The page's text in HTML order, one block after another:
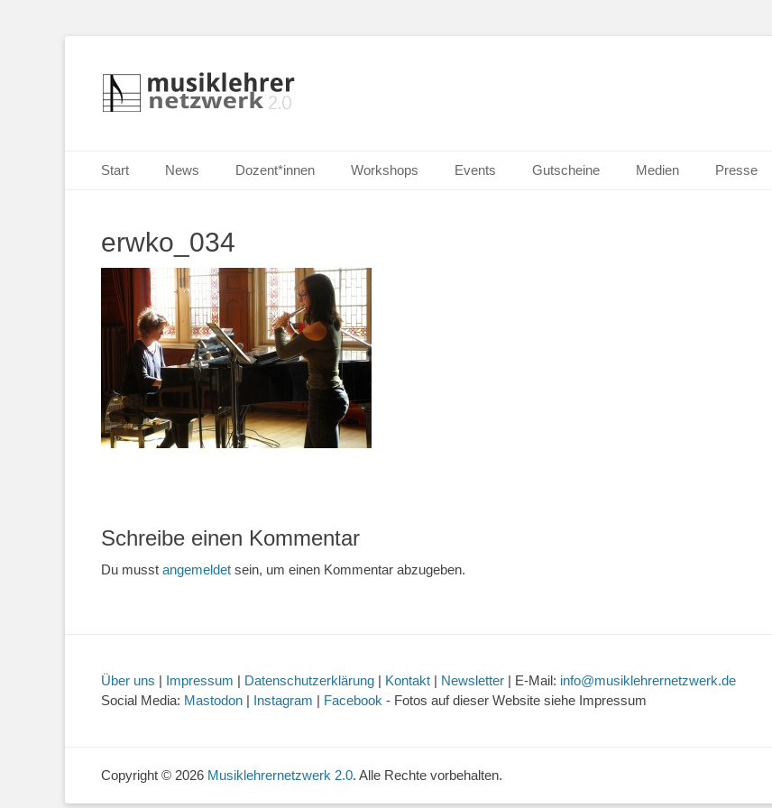
Musiklehrernetzwerk 2.0
Selbständige Musikpädagoginnen und Musikpädagogen in Wiesbaden
Primäres Menü
Inhalt
Start News Dozent*innen Workshops Events Gutscheine Medien Presse
erwko_034
Schreibe einen Kommentar
Du musst angemeldet sein, um einen Kommentar abzugeben.
Über uns | Impressum | Datenschutzerklärung | Kontakt | Newsletter | E-Mail: info@musiklehrernetzwerk.de
Social Media: Mastodon | Instagram | Facebook - Fotos auf dieser Website siehe Impressum
Copyright © 2026 Musiklehrernetzwerk 2.0. Alle Rechte vorbehalten.